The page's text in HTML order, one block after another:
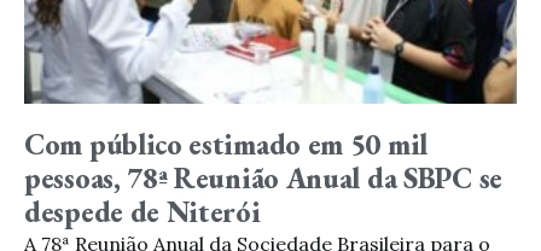
Com público estimado em 50 mil
pessoas, 78ª Reunião Anual da SBPC se
despede de Niterói
A 78ª Reunião Anual da Sociedade Brasileira para o